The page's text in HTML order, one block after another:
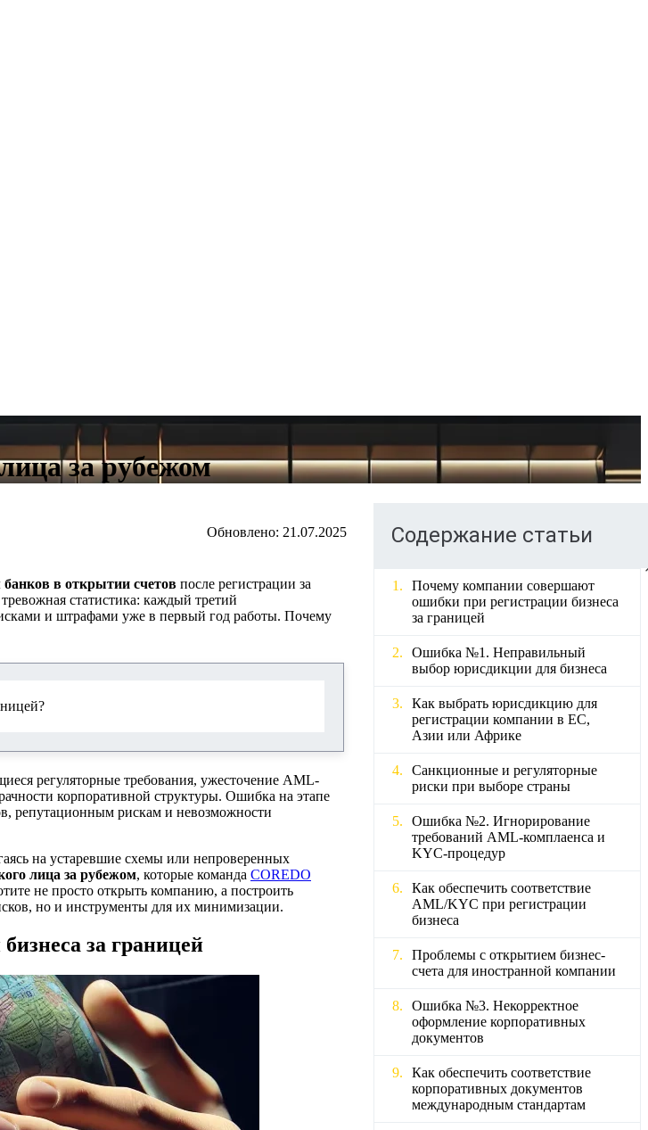
за рубежом
Обновлено: 21.07.2025
в открытии счетов после регистрации за
статистика: каждый третий
и штрафами уже в первый год работы. Почему
регуляторные требования, ужесточение AML-
корпоративной структуры. Ошибка на этапе
репутационным рискам и невозможности
на устаревшие схемы или непроверенных
лица за рубежом, которые команда COREDO
не просто открыть компанию, а построить
но и инструменты для их минимизации.
за границей
Содержание статьи
Почему компании совершают
ошибки при регистрации бизнеса
за границей
Ошибка №1. Неправильный
выбор юрисдикции для бизнеса
Как выбрать юрисдикцию для
регистрации компании в ЕС,
Азии или Африке
Санкционные и регуляторные
риски при выборе страны
Ошибка №2. Игнорирование
требований AML-комплаенса и
KYC-процедур
Как обеспечить соответствие
AML/KYC при регистрации
бизнеса
Проблемы с открытием бизнес-
счета для иностранной компании
Ошибка №3. Некорректное
оформление корпоративных
документов
Как обеспечить соответствие
корпоративных документов
международным стандартам